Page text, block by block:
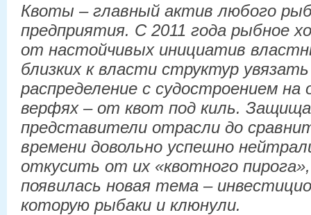
Квоты – главный актив любого
предприятия. С 2011 года рыбное
от настойчивых инициатив
близких к власти структур
распределение с судостроением
верфях – от квот под киль.
представители отрасли до
времени довольно успешно
откусить от их «квотного
появилась новая тема –
которую рыбаки и клюнули.